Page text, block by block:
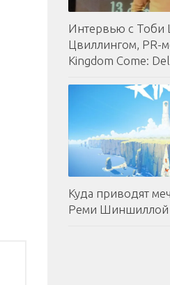
Интервью с Тоби
Цвиллингом, PR-
Kingdom Come:
Куда приводят
Реми Шиншиллой